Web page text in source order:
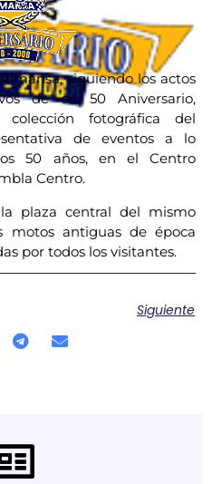
siguiendo los actos
de su 50 Aniversario,
fotográfica del
de eventos a lo
50 años, en el Centro
Centro.
plaza central del mismo
motos antiguas de época
por todos los visitantes.
Siguiente